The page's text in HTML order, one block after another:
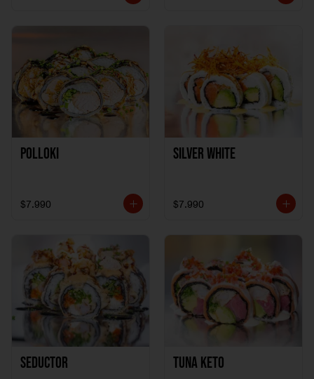
Polloki
$7.990
SILVER WHITE
$7.990
Seductor TUNA KETO